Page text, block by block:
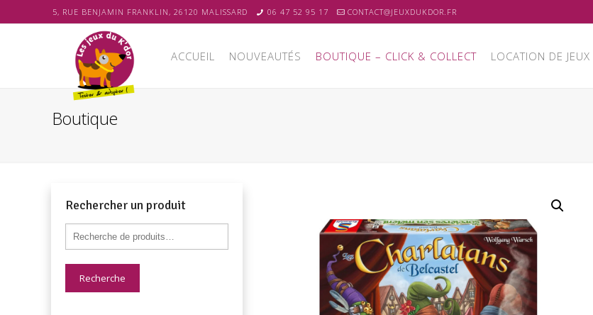
5, RUE BENJAMIN FRANKLIN, 26120 MALISSARD 06 47 52 95 17 CONTACT@JEUXDUKDOR.FR
ACCUEIL NOUVEAUTÉS BOUTIQUE – CLICK & COLLECT LOCATION DE JEUX
Boutique
Rechercher un produit
Recherche